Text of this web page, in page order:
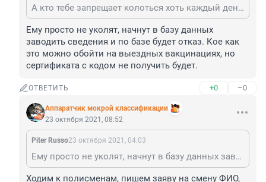
А кто тебе запрещает колоться хоть каждый день, вакциман?
Ему просто не уколят, начнут в базу данных
заводить сведения и по базе будет отказ. Кое как
это можно обойти на выездных вакцинациях, но
сертификата с кодом не получить будет.
ОТВЕТИТЬ +0 –0
Аппаратчик мокрой классификации
23 октября 2021, 08:52
Piter Russo23 октября 2021, 04:03
Ему просто не уколят, начнут в базу данных заводить сведения и по базе будет отказ. Кое как это можно обойти на выездных вакцинациях, но сертификата с кодом не получить будет.
Ходим к полисменам, пишем заяву на смену ФИО,